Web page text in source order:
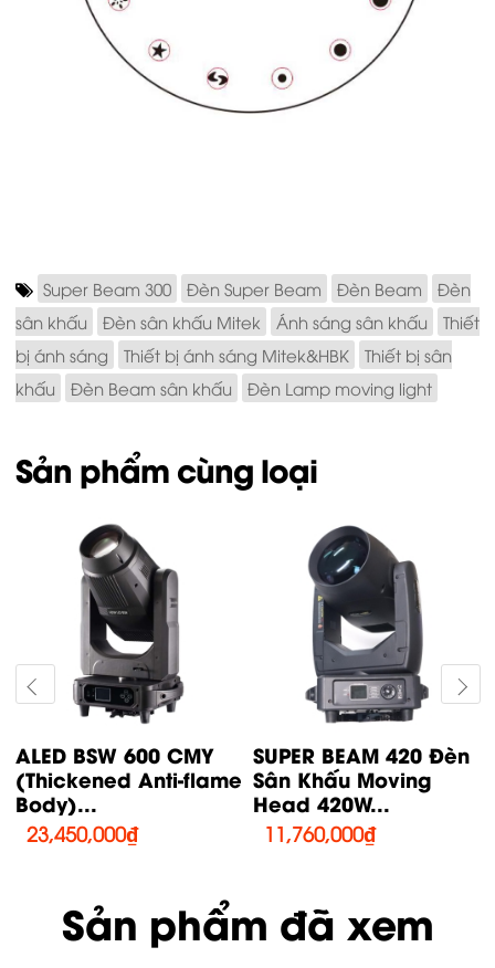
Super Beam 300 Đèn Super Beam Đèn Beam
Đèn
sân khấu
Đèn sân khấu Mitek Ánh sáng sân khấu
Thiết
bị ánh sáng
Thiết bị ánh sáng Mitek&HBK
Thiết bị sân
khấu
Đèn Beam sân khấu Đèn Lamp moving light
Sản phẩm cùng loại
ALED BSW 600 CMY
(Thickened Anti-flame
Body)...
23,450,000₫
SUPER BEAM 420 Đèn
Sân Khấu Moving
Head 420W...
11,760,000₫
Sản phẩm đã xem